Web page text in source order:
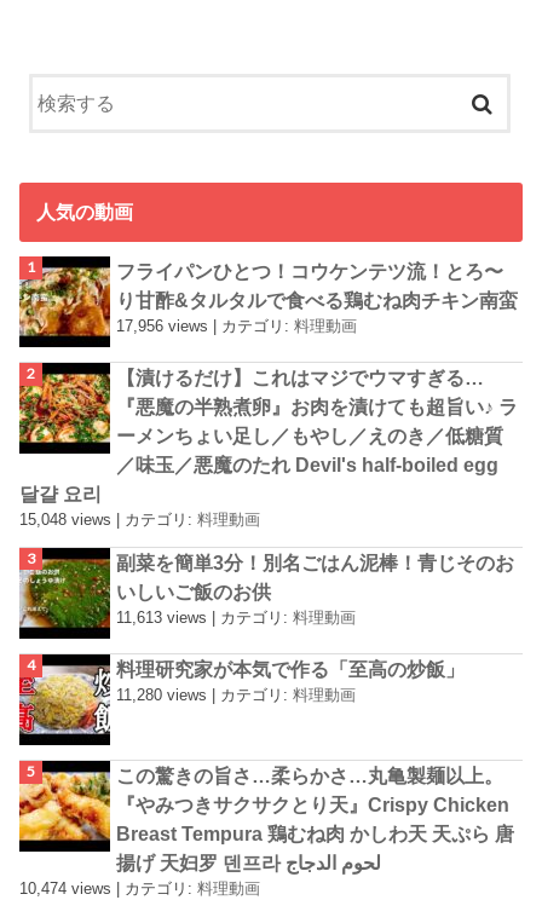
人気の動画
フライパンひとつ！コウケンテツ流！とろ〜
り甘酢&タルタルで食べる鶏むね肉チキン南蛮
17,956 views カテゴリ:料理動画
【漬けるだけ】これはマジでウマすぎる…
『悪魔の半熟煮卵』お肉を漬けても超旨い♪ ラ
ーメンちょい足し／もやし／えのき／低糖質
／味玉／悪魔のたれ Devil's half-boiled egg
달걀 요리
15,048 views カテゴリ:料理動画
副菜を簡単3分！別名ごはん泥棒！青じそのお
いしいご飯のお供
11,613 views | カテゴリ:料理動画
料理研究家が本気で作る「至高の炒飯」
11,280 views カテゴリ:料理動画
この驚きの旨さ…柔らかさ…丸亀製麺以上。
『やみつきサクサクとり天』Crispy Chicken
Breast Tempura 鶏むね肉 かしわ天 天ぷら 唐
揚げ 天妇罗 덴프라 لحوم الدجاج
10,474 views カテゴリ:料理動画